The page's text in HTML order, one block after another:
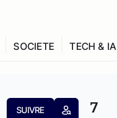
SOCIETE TECH & IA
SUIVRE 7